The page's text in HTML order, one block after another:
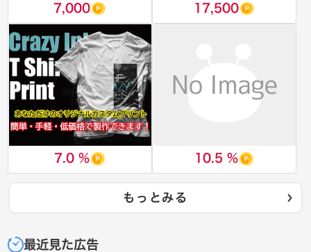
7,000 17,500
7.0 % 10.5 %
もっとみる
最近見た広告